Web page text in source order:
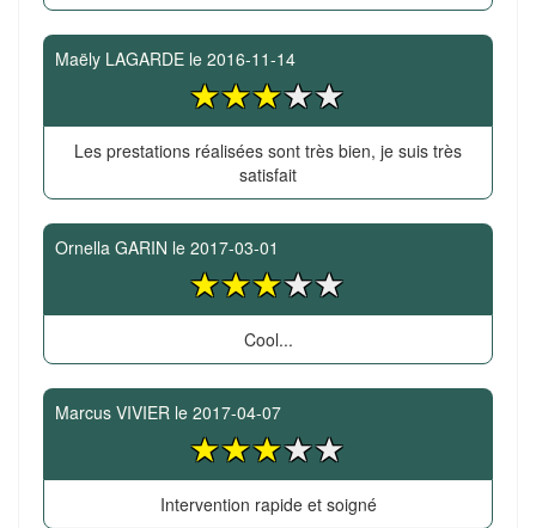
Maëly LAGARDE le 2016-11-14
Les prestations réalisées sont très bien, je suis très
satisfait
Ornella GARIN le 2017-03-01
Cool...
Marcus VIVIER le 2017-04-07
Intervention rapide et soigné